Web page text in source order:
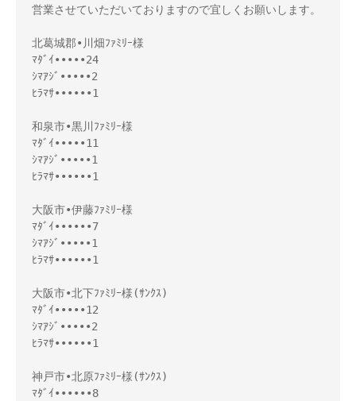
営業させていただいておりますので宜しくお願いします。
北葛城郡•川畑ﾌｧﾐﾘｰ様
ﾏﾀﾞｲ•••••24
ｼﾏｱｼﾞ•••••2
ﾋﾗﾏｻ••••••1
和泉市•黒川ﾌｧﾐﾘｰ様
ﾏﾀﾞｲ•••••11
ｼﾏｱｼﾞ•••••1
ﾋﾗﾏｻ••••••1
大阪市•伊藤ﾌｧﾐﾘｰ様
ﾏﾀﾞｲ••••••7
ｼﾏｱｼﾞ•••••1
ﾋﾗﾏｻ••••••1
大阪市•北下ﾌｧﾐﾘｰ様(ｻﾝｸｽ)
ﾏﾀﾞｲ•••••12
ｼﾏｱｼﾞ•••••2
ﾋﾗﾏｻ••••••1
神戸市•北原ﾌｧﾐﾘｰ様(ｻﾝｸｽ)
ﾏﾀﾞｲ••••••8